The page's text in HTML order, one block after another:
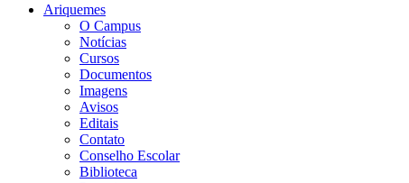
Ariquemes
O Campus
Notícias
Cursos
Documentos
Imagens
Avisos
Editais
Contato
Conselho Escolar
Biblioteca